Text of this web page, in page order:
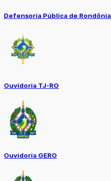
Defensoria Pública de Rondônia
Ouvidoria TJ-RO
Ouvidoria GERO